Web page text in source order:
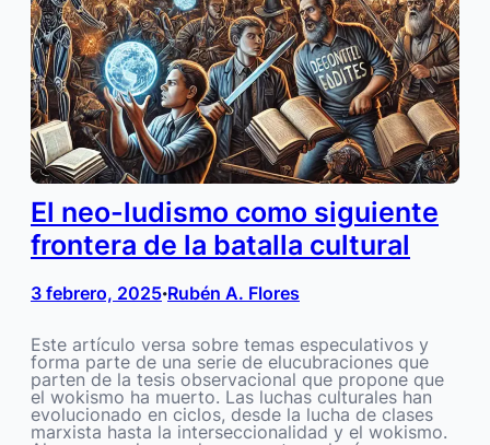
El neo-ludismo como siguiente
frontera de la batalla cultural
3 febrero, 2025•Rubén A. Flores
Este artículo versa sobre temas especulativos y
forma parte de una serie de elucubraciones que
parten de la tesis observacional que propone que
el wokismo ha muerto. Las luchas culturales han
evolucionado en ciclos, desde la lucha de clases
marxista hasta la interseccionalidad y el wokismo.